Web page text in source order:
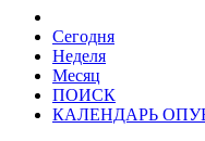
Сегодня
Неделя
Месяц
ПОИСК
КАЛЕНДАРЬ